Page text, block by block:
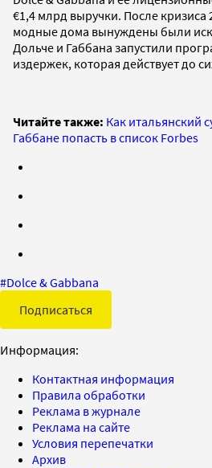
€1,4 млрд выручки. После кризиса
модные дома вынуждены были
Дольче и Габбана запустили
издержек, которая действует до
Читайте также: Как итальянский
Габбане попасть в список Forbes
#Dolce & Gabbana
Подписаться
Информация:
Контактная информация
Правила обработки
Реклама в журнале
Реклама на сайте
Условия перепечатки
Архив